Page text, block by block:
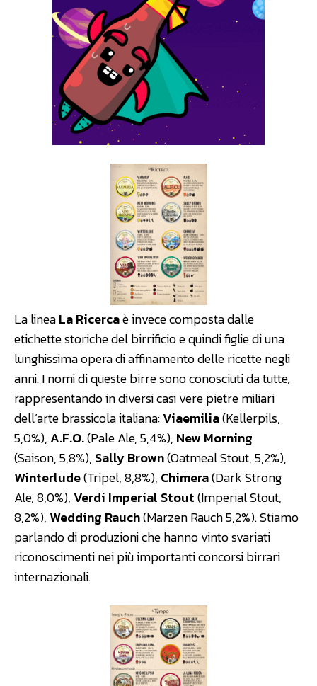
La lineaLa Ricercaè invece composta dalle
etichette storiche del birrificio e quindi figlie di una
lunghissima opera di affinamento delle ricette negli
anni. I nomi di queste birre sono conosciuti da tutte,
rappresentando in diversi casi vere pietre miliari
dell’arte brassicola italiana:Viaemilia(Kellerpils,
5,0%),A.F.O.(Pale Ale, 5,4%), New Morning
(Saison, 5,8%), Sally Brown(Oatmeal Stout, 5,2%),
Winterlude(Tripel, 8,8%), Chimera(Dark Strong
Ale, 8,0%),Verdi Imperial Stout(Imperial Stout,
8,2%), Wedding Rauch(Marzen Rauch 5,2%). Stiamo
parlando di produzioni che hanno vinto svariati
riconoscimenti nei più importanti concorsi birrari
internazionali.